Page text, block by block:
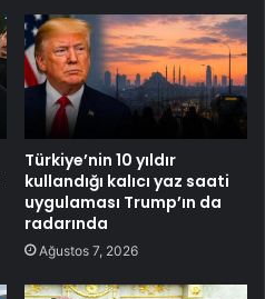
Türkiye’nin 10 yıldır
kullandığı kalıcı yaz saati
uygulaması Trump’ın da
radarında
Ağustos 7, 2026